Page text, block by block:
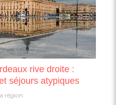
rive droite :
séjours atypiques
région